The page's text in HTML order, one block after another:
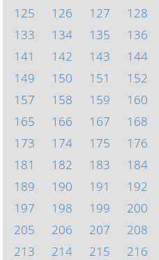
125
126 127 128
133
134 135 136
141
142 143 144
149
150 151 152
157
158 159 160
165
166 167 168
173
174 175 176
181
182 183 184
189
190 191 192
197
198 199 200
205
206 207 208
213
214 215 216